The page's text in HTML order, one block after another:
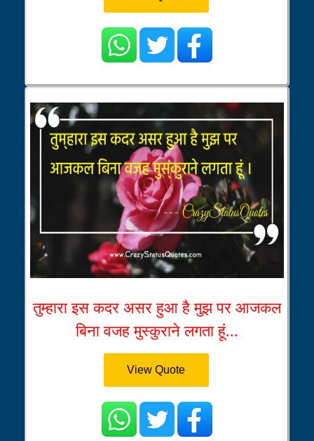
तुम्हारा इस कदर असर हुआ है मुझ पर आजकल
बिना वजह मुस्कुराने लगता हूं...
View Quote